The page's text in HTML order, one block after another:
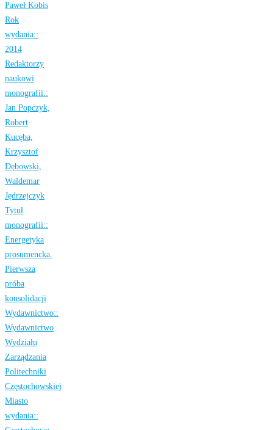
Paweł Kobis
Rok
wydania::
2014
Redaktorzy
naukowi
monografii::
Jan Popczyk,
Robert
Kucęba,
Krzysztof
Dębowski,
Waldemar
Jędrzejczyk
Tytuł
monografii::
Energetyka
prosumencka.
Pierwsza
próba
konsolidacji
Wydawnictwo::
Wydawnictwo
Wydziału
Zarządzania
Politechniki
Częstochowskiej
Miasto
wydania::